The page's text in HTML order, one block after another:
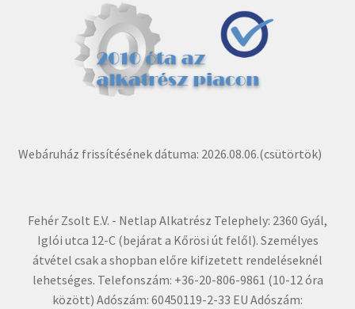
Webáruház frissítésének dátuma: 2026.08.06.(csütörtök)
Fehér Zsolt E.V. - Netlap Alkatrész Telephely: 2360 Gyál,
Iglói utca 12-C (bejárat a Kőrösi út felől). Személyes
átvétel csak a shopban előre kifizetett rendeléseknél
lehetséges. Telefonszám: +36-20-806-9861 (10-12 óra
között) Adószám: 60450119-2-33 EU Adószám: